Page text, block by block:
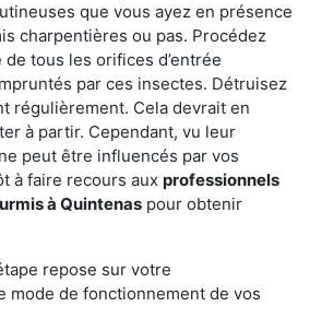
que vous ayez en présence
charpentières ou pas. Procédez
tous les orifices d’entrée
par ces insectes. Détruisez
régulièrement. Cela devrait en
à partir. Cependant, vu leur
peut être influencés par vos
à faire recours aux professionnels
à Quintenas pour obtenir
repose sur votre
mode de fonctionnement de vos